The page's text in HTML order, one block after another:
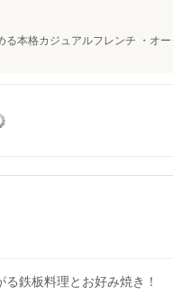
本格カジュアルフレンチ ・オ
鉄板料理とお好み焼き！